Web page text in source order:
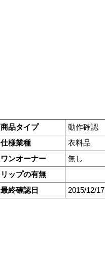
商品タイプ
動作確認
仕様業種
衣料品
ワンオーナー
無し
リップの有無
最終確認日
2015/12/17